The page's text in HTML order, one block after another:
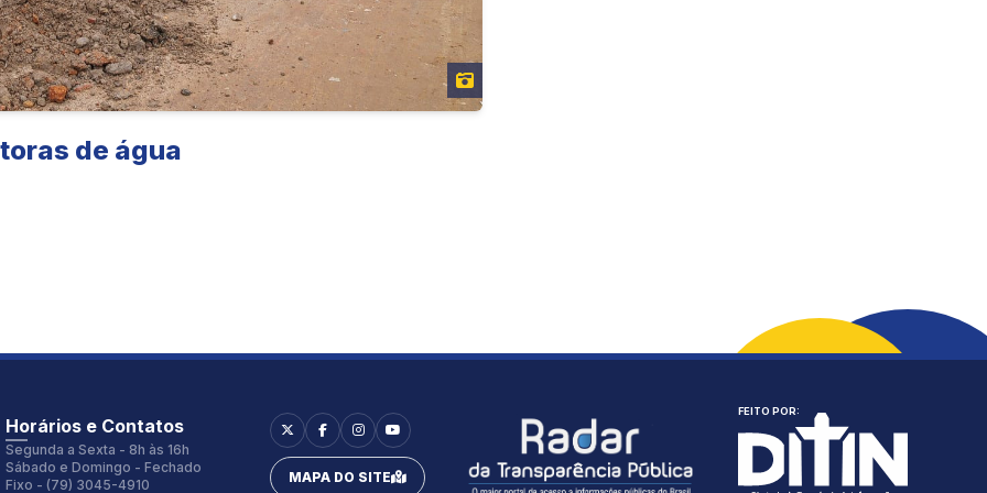
de água
Horários e Contatos
Segunda a Sexta - 8h às 16h
Sábado e Domingo - Fechado
Fixo - (79) 3045-4910
MAPA DO SITE
FEITO POR: